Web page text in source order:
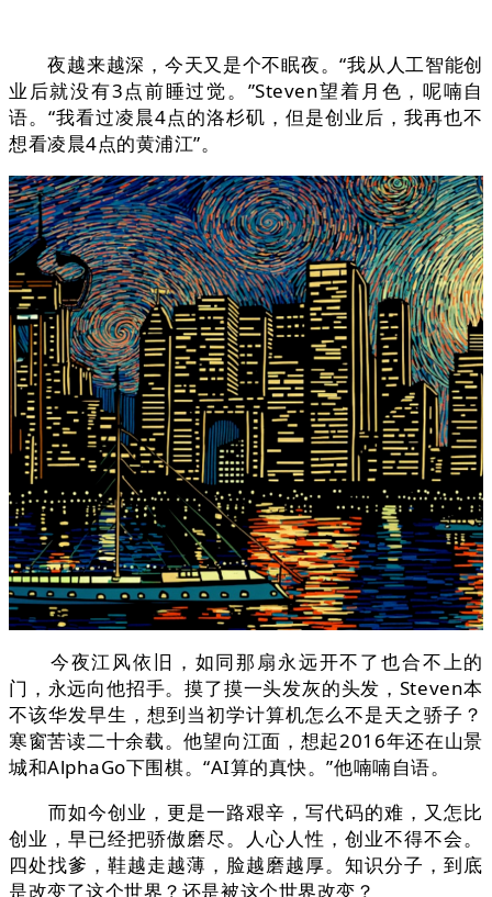
夜越来越深，今天又是个不眠夜。“我从人工智能创
业后就没有3点前睡过觉。”Steven望着月色，呢喃自
语。“我看过凌晨4点的洛杉矶，但是创业后，我再也不
想看凌晨4点的黄浦江”。
今夜江风依旧，如同那扇永远开不了也合不上的
门，永远向他招手。摸了摸一头发灰的头发，Steven本
不该华发早生，想到当初学计算机怎么不是天之骄子？
寒窗苦读二十余载。他望向江面，想起2016年还在山景
城和AlphaGo下围棋。“AI算的真快。”他喃喃自语。
而如今创业，更是一路艰辛，写代码的难，又怎比
创业，早已经把骄傲磨尽。人心人性，创业不得不会。
四处找爹，鞋越走越薄，脸越磨越厚。知识分子，到底
是改变了这个世界？还是被这个世界改变？